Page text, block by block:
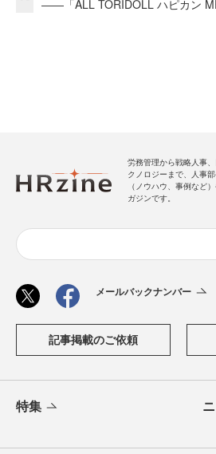
――「ALL TORIDOLL ハピカン
労務管理から戦略人事
クノロジーまで、人事
（ノウハウ、事例など
ガジンです。
メールバックナンバー
記事掲載のご依頼
特集